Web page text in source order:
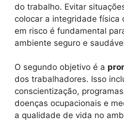
do trabalho. Evitar
colocar a integridade física
em risco é fundamental
ambiente seguro e
O segundo objetivo é a
dos trabalhadores. Isso
conscientização,
doenças ocupacionais e
a qualidade de vida no